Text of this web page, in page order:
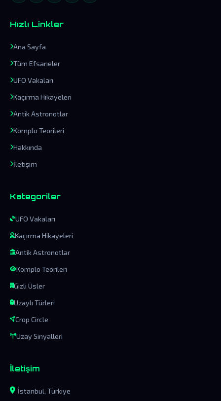
Hızlı Linkler
Ana Sayfa
Tüm Efsaneler
UFO Vakaları
Kaçırma Hikayeleri
Antik Astronotlar
Komplo Teorileri
Hakkında
İletişim
Kategoriler
UFO Vakaları
Kaçırma Hikayeleri
Antik Astronotlar
Komplo Teorileri
Gizli Üsler
Uzaylı Türleri
Crop Circle
Uzay Sinyalleri
İletişim
İstanbul, Türkiye